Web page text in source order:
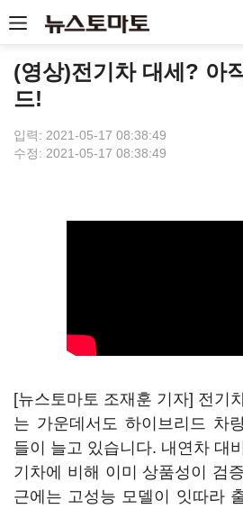
(영상)전기차 대세? 아
드!
입력: 2021-05-17 08:38:49
수정: 2021-05-17 08:38:49
[뉴스토마토 조재훈 기자] 전기
는 가운데서도 하이브리드 차
들이 늘고 있습니다. 내연차 대
기차에 비해 이미 상품성이 검
근에는 고성능 모델이 잇따라